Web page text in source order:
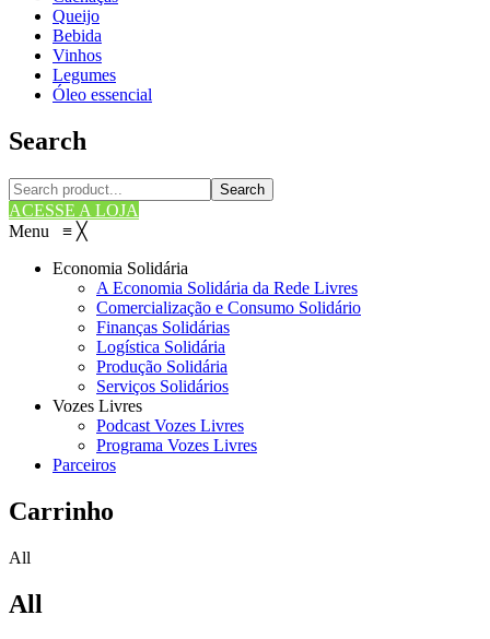
Queijo
Bebida
Vinhos
Legumes
Óleo essencial
Search
Search
ACESSE A LOJA
Menu ≡ ╳
Economia Solidária
A Economia Solidária da Rede Livres
Comercialização e Consumo Solidário
Finanças Solidárias
Logística Solidária
Produção Solidária
Serviços Solidários
Vozes Livres
Podcast Vozes Livres
Programa Vozes Livres
Parceiros
Carrinho
All
All